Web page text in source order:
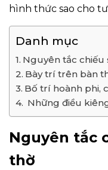
hình thức sao cho
Danh mục
Nguyên tắc
Bày trí trên bàn
Bố trí hoành phi,
Những điều
Nguyên tắc
thờ